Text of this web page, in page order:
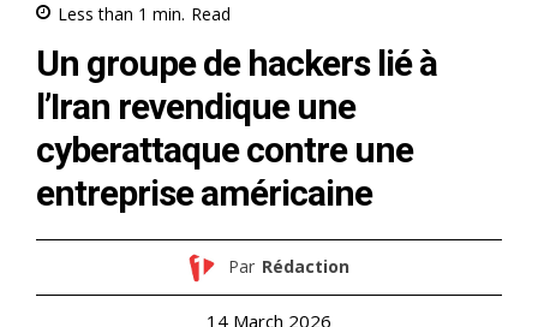
Less than 1 min. Read
Un groupe de hackers lié à
l’Iran revendique une
cyberattaque contre une
entreprise américaine
Par Rédaction
14 March 2026